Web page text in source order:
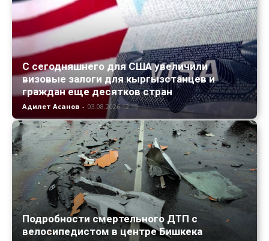
С сегодняшнего для США увеличили
визовые залоги для кыргызстанцев и
граждан еще десятков стран
Адилет Асанов - 03.08.2026 12:19
Подробности смертельного ДТП с
велосипедистом в центре Бишкека